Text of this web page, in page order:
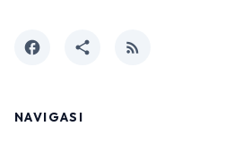
facebook share rss_feed
NAVIGASI